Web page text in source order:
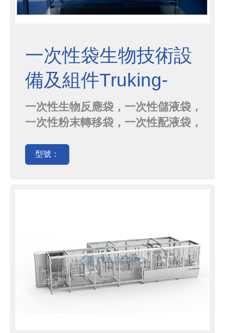
一次性袋生物技術設
備及組件Truking-
3D/2D
一次性生物反應袋，一次性儲液袋，
一次性粉末轉移袋，一次性配液袋，
型號：